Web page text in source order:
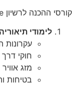
קורסי ההכנה לרשיון ISSA Inshore מורכבים משני חלקים עיקריים:
לימודי תיאוריה
עקרונות
חוקי דרך
מזג
בטיחות